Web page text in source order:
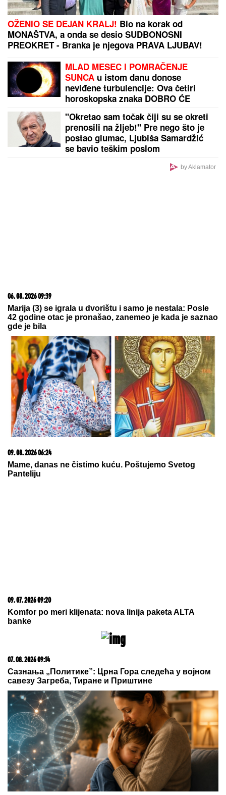
OŽENIO SE DEJAN KRALJ! Bio na korak od
MONAŠTVA, a onda se desio SUDBONOSNI
PREOKRET - Branka je njegova PRAVA LJUBAV!
MLAD MESEC I POMRAČENJE
SUNCA u istom danu donose
neviđene turbulencije: Ova četiri
horoskopska znaka DOBRO ĆE
ŽIVOT MENJA NAGLAVAČKE
"Okretao sam točak čiji su se okreti
prenosili na žljeb!" Pre nego što je
postao glumac, Ljubiša Samardžić
se bavio teškim poslom
by Aklamator
06. 08. 2026 09:39
Marija (3) se igrala u dvorištu i samo je nestala: Posle
42 godine otac je pronašao, zanemeo je kada je saznao
gde je bila
09. 08. 2026 06:24
Mame, danas ne čistimo kuću. Poštujemo Svetog
Panteliju
09. 07. 2026 09:20
Komfor po meri klijenata: nova linija paketa ALTA
banke
07. 08. 2026 09:14
Сазнања „Политике”: Црна Гора следећа у војном
савезу Загреба, Тиране и Приштине